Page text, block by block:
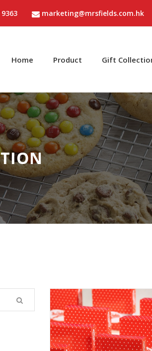
marketing@mrsfields.com.hk
Home Product Gift